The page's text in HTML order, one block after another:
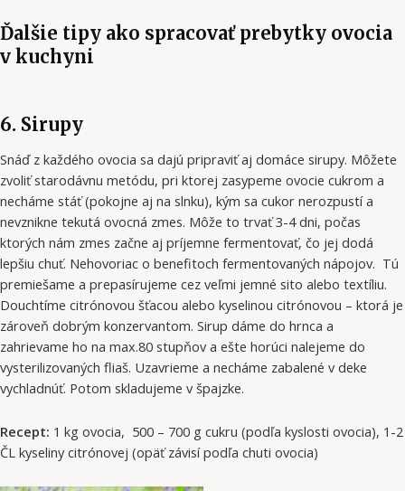
Ďalšie tipy ako spracovať prebytky ovocia
v kuchyni
6. Sirupy
Snáď z každého ovocia sa dajú pripraviť aj domáce sirupy. Môžete
zvoliť starodávnu metódu, pri ktorej zasypeme ovocie cukrom a
necháme stáť (pokojne aj na slnku), kým sa cukor nerozpustí a
nevznikne tekutá ovocná zmes. Môže to trvať 3-4 dni, počas
ktorých nám zmes začne aj príjemne fermentovať, čo jej dodá
lepšiu chuť. Nehovoriac o benefitoch fermentovaných nápojov. Tú
premiešame a prepasírujeme cez veľmi jemné sito alebo textíliu.
Douchtíme citrónovou šťacou alebo kyselinou citrónovou – ktorá je
zároveň dobrým konzervantom. Sirup dáme do hrnca a
zahrievame ho na max.80 stupňov a ešte horúci nalejeme do
vysterilizovaných fliaš. Uzavrieme a necháme zabalené v deke
vychladnúť. Potom skladujeme v špajzke.
Recept: 1 kg ovocia, 500 – 700 g cukru (podľa kyslosti ovocia), 1-2
ČL kyseliny citrónovej (opäť závisí podľa chuti ovocia)